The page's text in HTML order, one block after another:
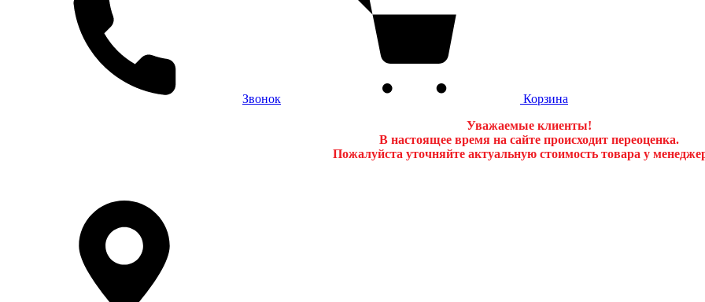
Звонок
Корзина
Уважаемые клиенты!
В настоящее время на сайте происходит переоценка.
Пожалуйста уточняйте актуальную стоимость товара у